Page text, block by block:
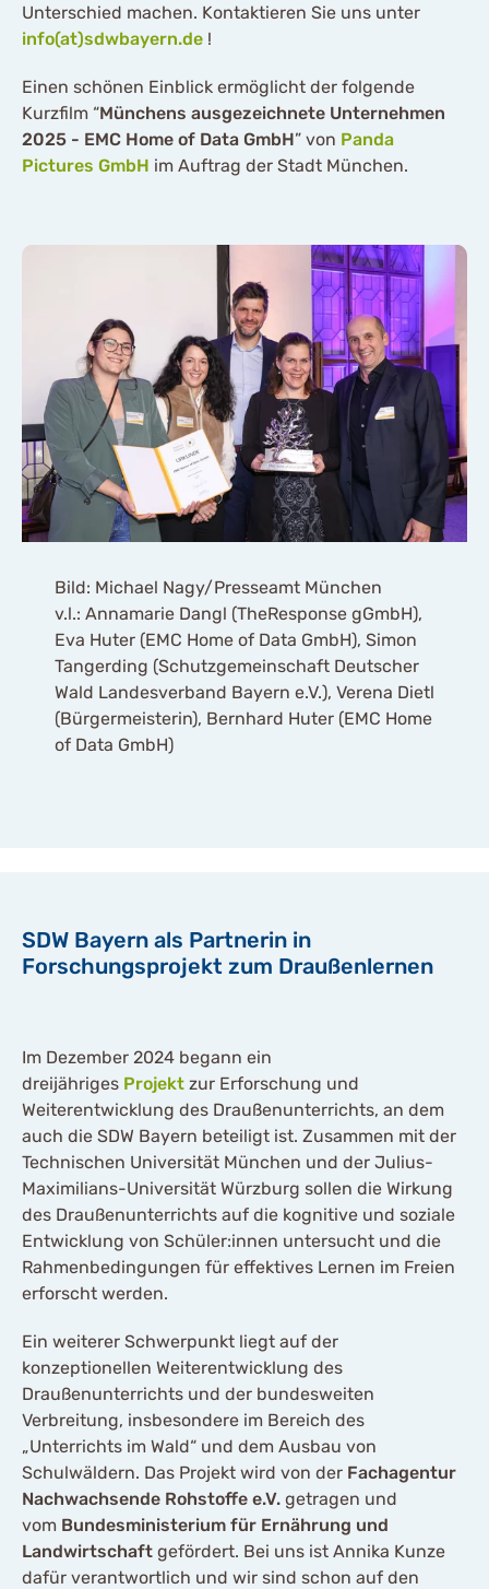
Unterschied machen. Kontaktieren Sie uns unter
info(at)sdwbayern.de !
Einen schönen Einblick ermöglicht der folgende
Kurzfilm “Münchens ausgezeichnete Unternehmen
2025 - EMC Home of Data GmbH” von Panda
Pictures GmbH im Auftrag der Stadt München.
Bild: Michael Nagy/Presseamt München
v.l.: Annamarie Dangl (TheResponse gGmbH),
Eva Huter (EMC Home of Data GmbH), Simon
Tangerding (Schutzgemeinschaft Deutscher
Wald Landesverband Bayern e.V.), Verena Dietl
(Bürgermeisterin), Bernhard Huter (EMC Home
of Data GmbH)
übermittelt werden und das
Sie die
Datenschutzbestimmungen
SDW Bayern als Partnerin in
Forschungsprojekt zum Draußenlernen
Im Dezember 2024 begann ein
dreijähriges Projekt zur Erforschung und
Weiterentwicklung des Draußenunterrichts, an dem
auch die SDW Bayern beteiligt ist. Zusammen mit der
Technischen Universität München und der Julius-
Maximilians-Universität Würzburg sollen die Wirkung
des Draußenunterrichts auf die kognitive und soziale
Entwicklung von Schüler:innen untersucht und die
Rahmenbedingungen für effektives Lernen im Freien
erforscht werden.
Ein weiterer Schwerpunkt liegt auf der
konzeptionellen Weiterentwicklung des
Draußenunterrichts und der bundesweiten
Verbreitung, insbesondere im Bereich des
„Unterrichts im Wald“ und dem Ausbau von
Schulwäldern. Das Projekt wird von der Fachagentur
Nachwachsende Rohstoffe e.V. getragen und
vom Bundesministerium für Ernährung und
Landwirtschaft gefördert. Bei uns ist Annika Kunze
dafür verantwortlich und wir sind schon auf den